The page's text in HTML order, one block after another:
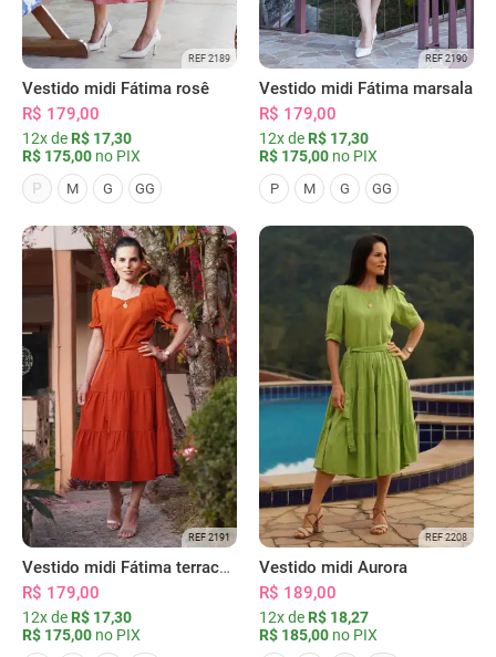
REF 2189
Vestido midi Fátima rosê
R$ 179,00
12x de R$ 17,30
R$ 175,00 no PIX
P
M G GG
REF 2190
Vestido midi Fátima marsala
R$ 179,00
12x de R$ 17,30
R$ 175,00 no PIX
P M G GG
REF 2191
Vestido midi Fátima terracota
R$ 179,00
12x de R$ 17,30
R$ 175,00 no PIX
REF 2208
Vestido midi Aurora
R$ 189,00
12x de R$ 18,27
R$ 185,00 no PIX